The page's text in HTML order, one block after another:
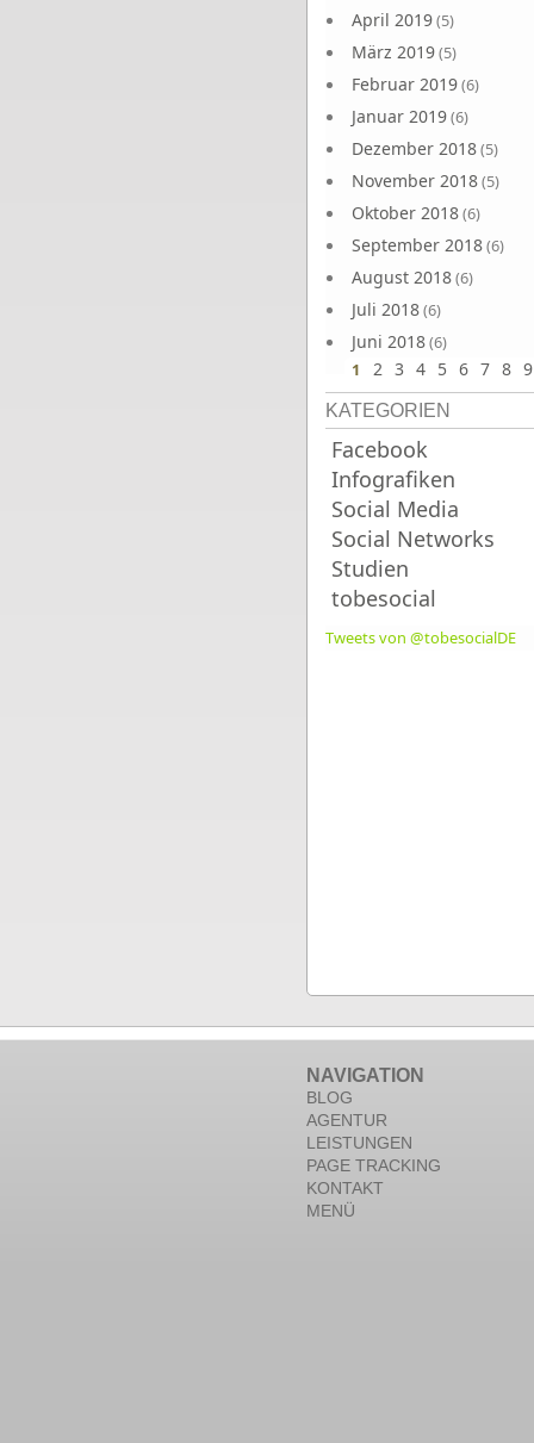
April 2019(5)
März 2019(5)
Februar 2019(6)
Januar 2019(6)
Dezember 2018(5)
November 2018(5)
Oktober 2018(6)
September 2018(6)
August 2018(6)
Juli 2018(6)
Juni 2018(6)
1 2 3 4 5 6 7 8 9
KATEGORIEN
Facebook
Infografiken
Social Media
Social Networks
Studien
tobesocial
Tweets von @tobesocialDE
NAVIGATION
BLOG
AGENTUR
LEISTUNGEN
PAGE TRACKING
KONTAKT
MENÜ